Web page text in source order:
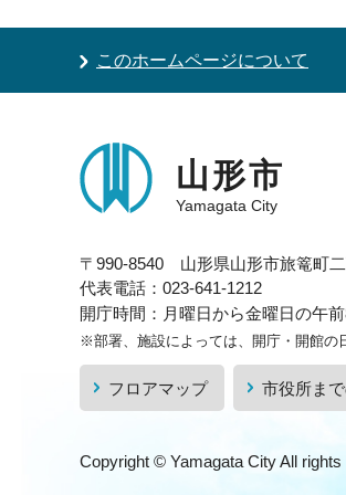
このホームページについて
山形市
Yamagata City
〒990-8540 山形県山形市旅篭町
代表電話：023-641-1212
開庁時間：月曜日から金曜日の午
※部署、施設によっては、開庁・開館の
フロアマップ 市役所ま
Copyright © Yamagata City All rights